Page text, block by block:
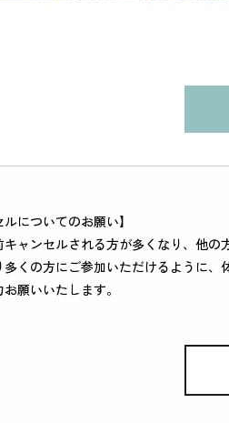
ルについてのお願い】
キャンセルされる方が多くなり、他の
多くの方にご参加いただけるように
願いいたします。